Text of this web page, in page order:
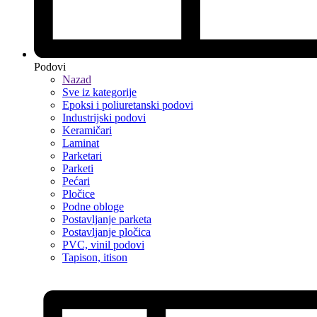
Podovi
Nazad
Sve iz kategorije
Epoksi i poliuretanski podovi
Industrijski podovi
Keramičari
Laminat
Parketari
Parketi
Pećari
Pločice
Podne obloge
Postavljanje parketa
Postavljanje pločica
PVC, vinil podovi
Tapison, itison